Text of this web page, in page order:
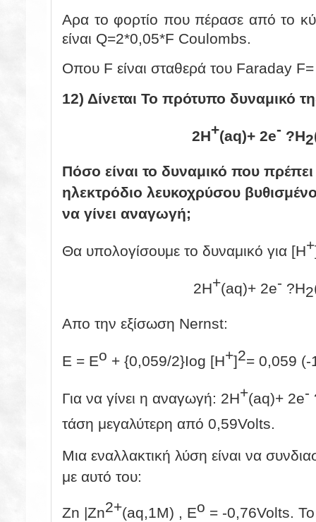
Αρα το φορτίο που πέρασε από το
είναι Q=2*0,05*F Coulombs.
Οπου F είναι σταθερά του Faraday
12) Δίνεται Το πρότυπο δυναμικό
2Η+(aq)+ 2e- ?Η2
Πόσο είναι το δυναμικό που
ηλεκτρόδιο λευκοχρύσου
να γίνει αναγωγή;
Θα υπολογίσουμε το δυναμικό για [Η+
2Η+(aq)+ 2e- ?Η2
Απο την εξίσωση Nernst:
Ε = Eo + {0,059/2}Iog [Η+]2= 0,059 (-
Για να γίνει η αναγωγή: 2Η+(aq)+ 2e-
τάση μεγαλύτερη από 0,59Volts.
Mια εναλλακτική λύση είναι να
με αυτό του:
Zn |Zn2+(aq,1M) , Εο = -0,76Volts. Το